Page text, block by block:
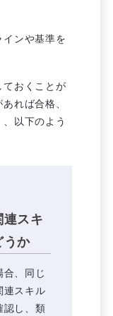
ンや基準を
ておくことが
れば合格、
以下のよう
スキ
うか
合、同じ
連スキル
認し、類